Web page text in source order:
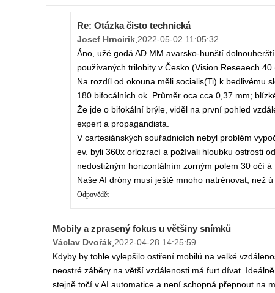
Re: Otázka čisto technická
Josef Hrncirik,2022-05-02 11:05:32
Áno, užé godá AD MM avarsko-hunští
používaných trilobity v Česko (Vision Reseaech
Na rozdíl od okouna měli socialis(Ti) k bedlivému
180 bifocálních ok. Průměr oca cca 0,37 mm;
Že jde o bifokální brýle, viděl na první pohled
expert a propagandista.
V cartesiánských souřadnicích nebyl problém
ev. byli 360x orlozrací a požívali hloubku ostrosti
nedostižným horizontálním zorným polem 30 očí á
Naše AI dróny musí ještě mnoho natrénovat, než
Odpovědět
Mobily a zprasený fokus u většiny snímků
Václav Dvořák,2022-04-28 14:25:59
Kdyby by tohle vylepšilo ostření mobilů na velké
neostré záběry na větší vzdálenosti má furt dívat.
stejně točí v AI automatice a není schopná přepnout na